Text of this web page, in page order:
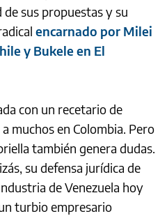
sus propuestas y su
encarnado por Milei
y Bukele en El
con un recetario de
muchos en Colombia. Pero
también genera dudas.
su defensa jurídica de
de Venezuela hoy
turbio empresario